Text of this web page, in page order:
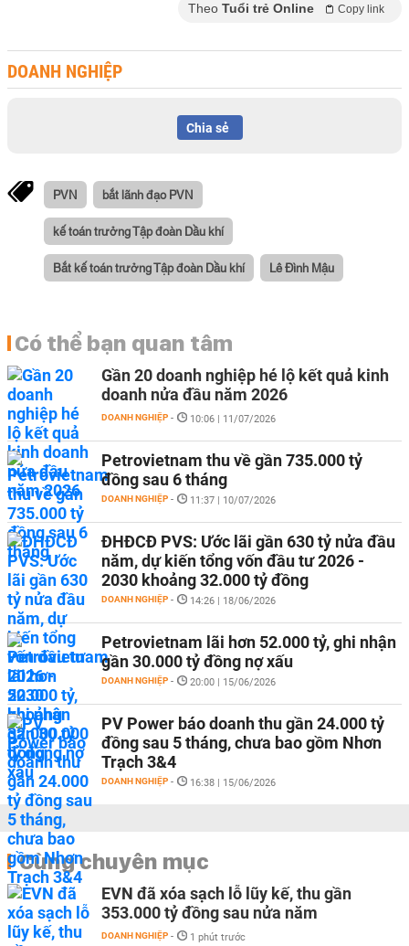
Theo Tuổi trẻ Online Copy link
DOANH NGHIỆP
Chia sẻ
PVN bắt lãnh đạo PVN
kế toán trưởng Tập đoàn Dầu khí
Bắt kế toán trưởng Tập đoàn Dầu khí Lê Đình Mậu
Có thể bạn quan tâm
Gần 20 doanh nghiệp hé lộ kết quả kinh
doanh nửa đầu năm 2026
DOANH NGHIỆP - 10:06 | 11/07/2026
Petrovietnam thu về gần 735.000 tỷ
đồng sau 6 tháng
DOANH NGHIỆP - 11:37 | 10/07/2026
ĐHĐCĐ PVS: Ước lãi gần 630 tỷ nửa đầu
năm, dự kiến tổng vốn đầu tư 2026 -
2030 khoảng 32.000 tỷ đồng
DOANH NGHIỆP - 14:26 | 18/06/2026
Petrovietnam lãi hơn 52.000 tỷ, ghi nhận
gần 30.000 tỷ đồng nợ xấu
DOANH NGHIỆP - 20:00 | 15/06/2026
PV Power báo doanh thu gần 24.000 tỷ
đồng sau 5 tháng, chưa bao gồm Nhơn
Trạch 3&4
DOANH NGHIỆP - 16:38 | 15/06/2026
Cùng chuyên mục
EVN đã xóa sạch lỗ lũy kế, thu gần
353.000 tỷ đồng sau nửa năm
DOANH NGHIỆP - 1 phút trước